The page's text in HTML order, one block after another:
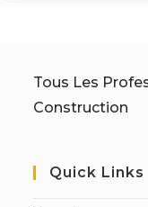
Tous Les
Construction
Quick Links